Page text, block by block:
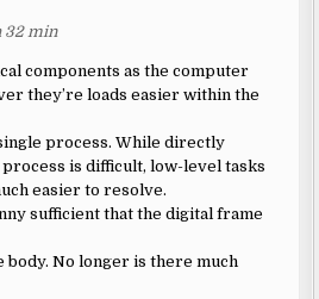
32 min
components as the computer
they’re loads easier within the
process. While directly
is difficult, low-level tasks
easier to resolve.
sufficient that the digital frame
No longer is there much